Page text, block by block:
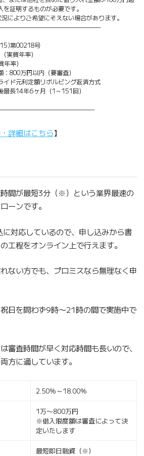
証明するものが必要です。
によりご希望にそえない場合があります。
第00218号
実質年率）
率）
800万円以内（要審査）
ド元利定額リボルビング返済方式
長14年6ヶ月（1～151回）
詳細はこちら】
時間が最短3分（※）という業界最速の
ーンです。
対応しているので、申し込みから書
工程をオンライン上で行えます。
ない方でも、プロミスなら無理なく申
日を問わず9時〜21時の間で実施中で
審査時間が早く対応時間も長いので、
方に適しています。
2.50％～18.00％
1万〜800万円
※借入限度額は審査によって決
定いたします
最短即日融資（※）